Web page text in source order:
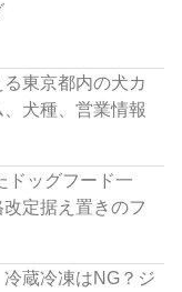
る東京都内の犬カ
犬種、営業情報
ドッグフード一
定据え置きのフ
蔵冷凍はNG？ジ